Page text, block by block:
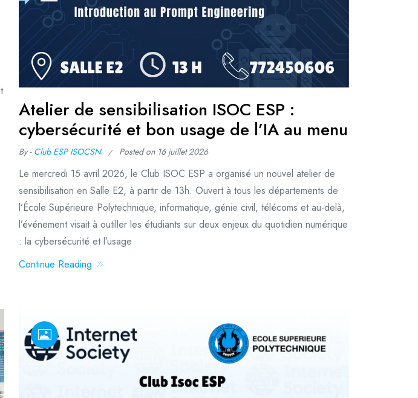
Atelier de sensibilisation ISOC ESP :
cybersécurité et bon usage de l’IA au menu
By - Club ESP ISOCSN Posted on 16 juillet 2026
Le mercredi 15 avril 2026, le Club ISOC ESP a organisé un nouvel atelier de
sensibilisation en Salle E2, à partir de 13h. Ouvert à tous les départements de
l’École Supérieure Polytechnique, informatique, génie civil, télécoms et au-delà,
l’événement visait à outiller les étudiants sur deux enjeux du quotidien numérique
: la cybersécurité et l’usage
Continue Reading